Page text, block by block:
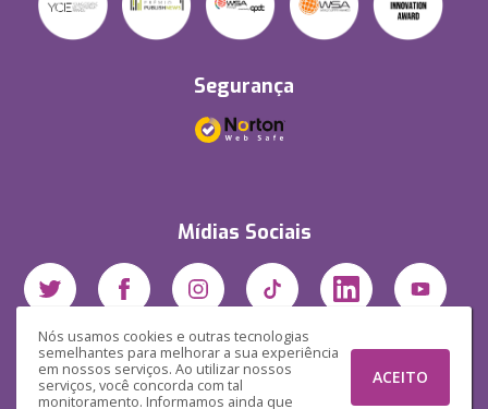
Nós usamos cookies e outras tecnologias
semelhantes para melhorar a sua experiência
em nossos serviços. Ao utilizar nossos
serviços, você concorda com tal
monitoramento. Informamos ainda que
ACEITO
Segurança
Mídias Sociais